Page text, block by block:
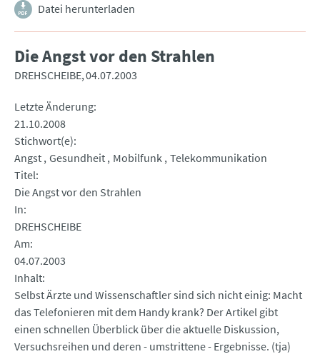
Datei herunterladen
Die Angst vor den Strahlen
DREHSCHEIBE 04.07.2003
Letzte Änderung
21.10.2008
Stichwort(e)
Angst Gesundheit Mobilfunk Telekommunikation
Titel
Die Angst vor den Strahlen
In
DREHSCHEIBE
Am
04.07.2003
Inhalt
Selbst Ärzte und Wissenschaftler sind sich nicht einig: Macht
das Telefonieren mit dem Handy krank? Der Artikel gibt
einen schnellen Überblick über die aktuelle Diskussion,
Versuchsreihen und deren - umstrittene - Ergebnisse. (tja)